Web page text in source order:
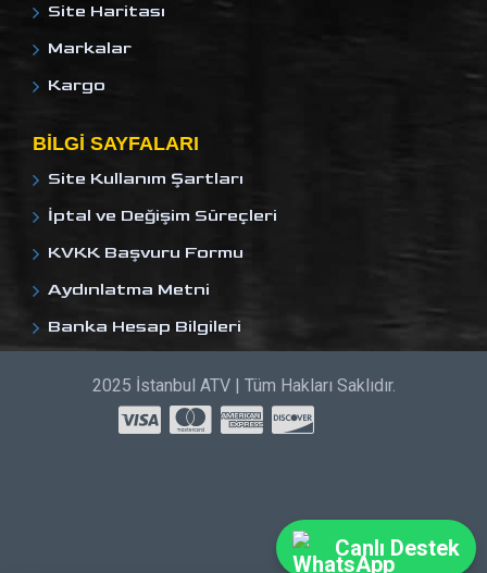
Site Haritası
Markalar
Kargo
BILGI SAYFALARI
Site Kullanım Şartları
İptal ve Değişim Süreçleri
KVKK Başvuru Formu
Aydınlatma Metni
Banka Hesap Bilgileri
2025 İstanbul ATV | Tüm Hakları Saklıdır.
Canlı Destek